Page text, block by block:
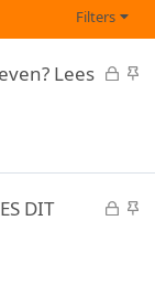
Filters
G
e
S
Lees
G S
DIT